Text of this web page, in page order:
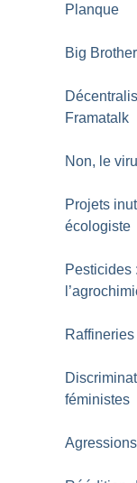
Planque
Big
Framatalk
Non, le
Projets
écologiste
Pesticides
féministes